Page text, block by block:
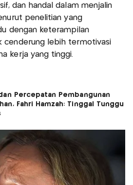
dan handal dalam menjalin
penelitian yang
dengan keterampilan
cenderung lebih termotivasi
kerja yang tinggi.
Percepatan Pembangunan
Fahri Hamzah: Tinggal Tunggu